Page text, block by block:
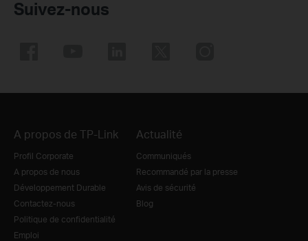
Suivez-nous
A propos de TP-Link
Profil Corporate
A propos de nous
Développement Durable
Contactez-nous
Politique de confidentialité
Emploi
Actualité
Communiqués
Recommandé par la presse
Avis de sécurité
Blog